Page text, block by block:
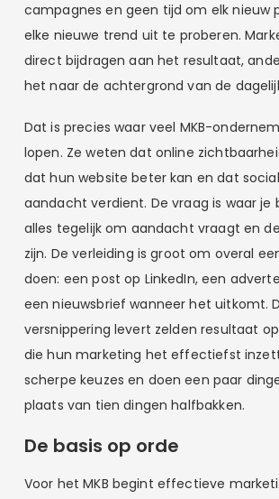
campagnes en geen tijd om elk nieuw
elke nieuwe trend uit te proberen.
direct bijdragen aan het resultaat,
het naar de achtergrond van de
Dat is precies waar veel MKB-
lopen. Ze weten dat online
dat hun website beter kan en dat
aandacht verdient. De vraag is waar je
alles tegelijk om aandacht vraagt en
zijn. De verleiding is groot om overal
doen: een post op LinkedIn, een
een nieuwsbrief wanneer het uitkomt.
versnippering levert zelden resultaat
die hun marketing het effectiefst
scherpe keuzes en doen een paar
plaats van tien dingen halfbakken.
De basis op orde
Voor het MKB begint effectieve